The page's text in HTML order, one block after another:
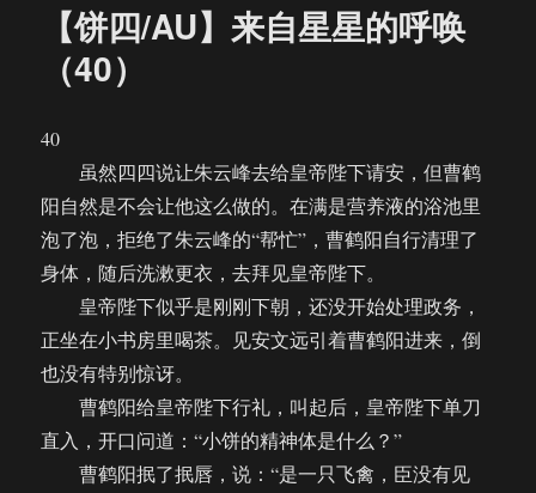
自
（41）
【饼四/AU】来自星星的呼唤
（40）
40
虽然四四说让朱云峰去给皇帝陛下请安，但曹鹤
阳自然是不会让他这么做的。在满是营养液的浴池里
泡了泡，拒绝了朱云峰的“帮忙”，曹鹤阳自行清理了
身体，随后洗漱更衣，去拜见皇帝陛下。
皇帝陛下似乎是刚刚下朝，还没开始处理政务，
正坐在小书房里喝茶。见安文远引着曹鹤阳进来，倒
也没有特别惊讶。
曹鹤阳给皇帝陛下行礼，叫起后，皇帝陛下单刀
直入，开口问道：“小饼的精神体是什么？”
曹鹤阳抿了抿唇，说：“是一只飞禽，臣没有见